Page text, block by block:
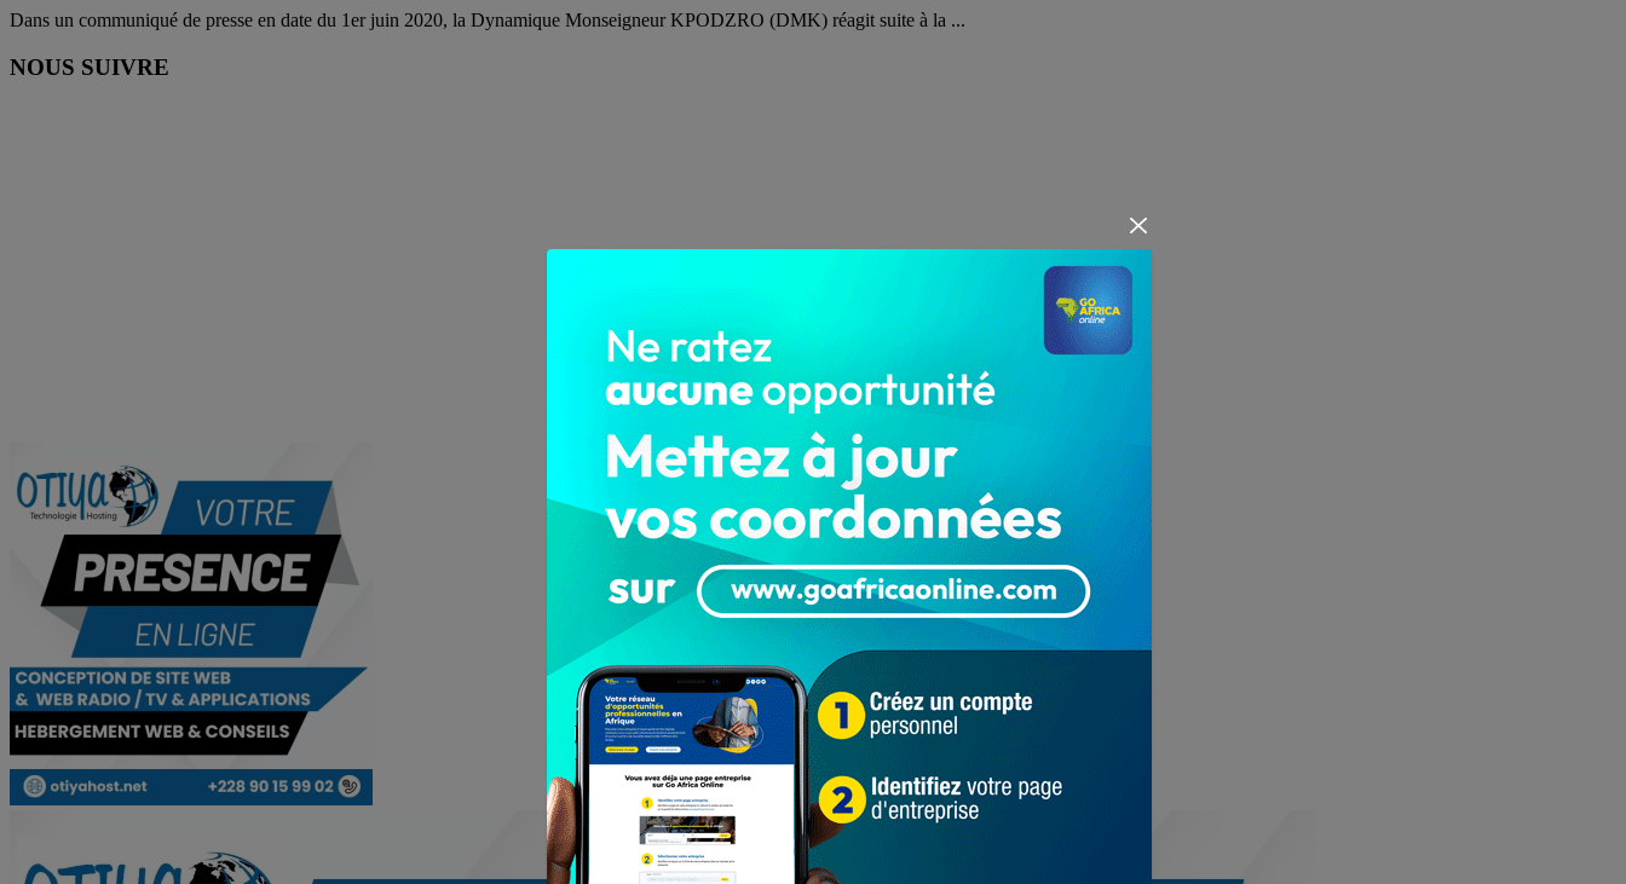
Dans un communiqué de presse en date du 1er juin 2020, la Dynamique Monseigneur KPODZRO (DMK) réagit suite à la ...
NOUS SUIVRE